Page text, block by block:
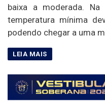
baixa a moderada.
temperatura mínima
podendo chegar a uma